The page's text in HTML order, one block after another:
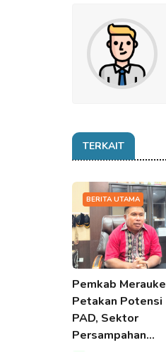
TERKAIT
BERITA UTAMA
Pemkab Merauke
Petakan Potensi
PAD, Sektor
Persampahan…